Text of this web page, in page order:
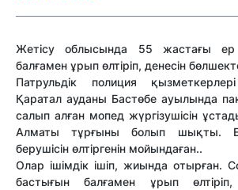
Жетісу облысында 55 жастағы
балғамен ұрып өлтіріп, денесін
Патрульдік полиция
Қаратал ауданы Бастөбе ауылында
салып алған мопед жүргізушісін
Алматы тұрғыны болып шықты.
берушісін өлтіргенін мойындаған..
Олар ішімдік ішіп, жиында отырған.
бастығын балғамен ұрып өлтіріп,